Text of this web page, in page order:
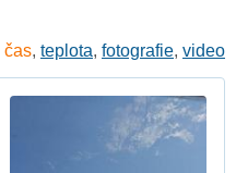
čas, teplota, fotografie, video